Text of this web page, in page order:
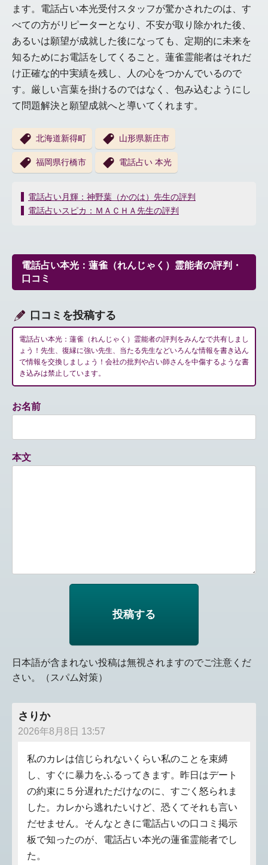
ます。電話占い本光受付スタッフが驚かされたのは、す
べての方がリピーターとなり、不安が取り除かれた後、
あるいは願望が成就した後になっても、定期的に未来を
知るためにお電話をしてくること。蓮雀霊能者はそれだ
け正確な的中実績を残し、人の心をつかんでいるので
す。厳しい言葉を掛けるのではなく、包み込むようにし
て問題解決と願望成就へと導いてくれます。
北海道新得町 山形県新庄市
福岡県行橋市 電話占い 本光
投
稿
ー
シ
ョ
電話占い月輝：神野葉（かのは）先生の評判
電話占いスピカ：ＭＡＣＨＡ先生の評判
電話占い本光：蓮雀（れんじゃく）霊能者の評判・
口コミ
口コミを投稿する
電話占い本光：蓮雀（れんじゃく）霊能者の評判をみんなで共有しまし
ょう！先生、復縁に強い先生、当たる先生などいろんな情報を書き込ん
で情報を交換しましょう！会社の批判や占い師さんを中傷するような書
き込みは禁止しています。
お名前
本文
日本語が含まれない投稿は無視されますのでご注意くだ
さい。（スパム対策）
さりか
2026年8月8日 13:57
私のカレは信じられないくらい私のことを束縛
し、すぐに暴力をふるってきます。昨日はデート
の約束に５分遅れただけなのに、すごく怒られま
した。カレから逃れたいけど、恐くてそれも言い
だせません。そんなときに電話占いの口コミ掲示
板で知ったのが、電話占い本光の蓮雀霊能者でし
た。